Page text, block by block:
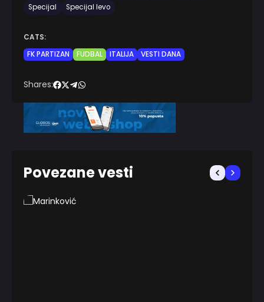
Specijal
Specijal levo
CATS:
FK PARTIZAN
FUDBAL ITALIJA VESTI DANA
Shares:
Povezane vesti